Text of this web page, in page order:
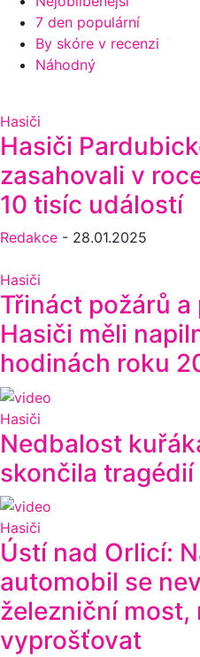
7 den populární
By skóre v recenzi
Náhodný
Hasiči
Hasiči
zasahovali v
10 tisíc událostí
Redakce - 28.01.2025
Hasiči
Třináct požárů
Hasiči měli
hodinách roku
Hasiči
Nedbalost
skončila tragédií
Hasiči
Ústí nad Orlicí:
automobil se
železniční most,
vyprošťovat